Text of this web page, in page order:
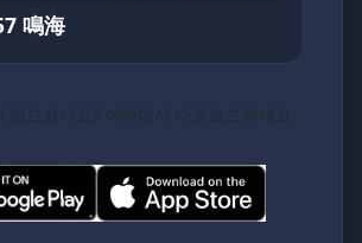
鳴海
않으셨나요? 아래에서 다운로드하세요